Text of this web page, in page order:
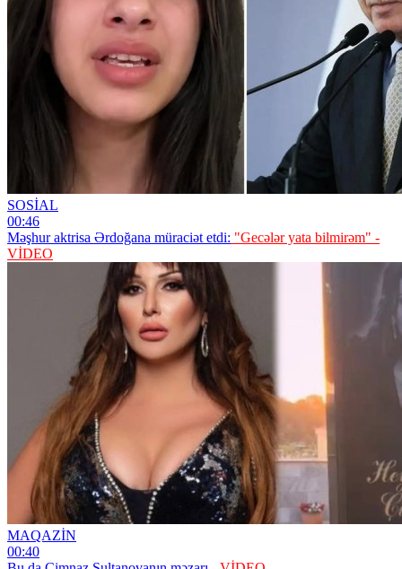
SOSİAL
00:46
Məşhur aktrisa Ərdoğana müraciət etdi: "Gecələr yata bilmirəm" -
VİDEO
MAQAZİN
00:40